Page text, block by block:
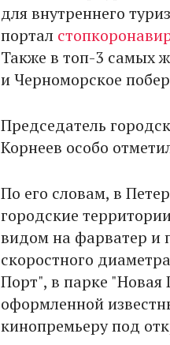
для внутреннего
портал
Также в топ-3 самых
и Черноморское
Председатель
Корнеев особо
По его словам, в
городские
видом на фарватер и
скоростного
Порт", в парке "Новая
оформленной
кинопремьеру под